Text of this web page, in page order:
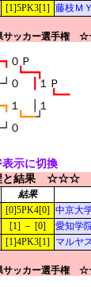
[1]5PK3[1] 藤枝Ｍ
ッカー選手権
０Ｐ
┗━━┓
０
１Ｐ
┗━━
１　│１
┗━━┘
０
表示に切換
結果 ☆☆☆
結果
[0]5PK4[0] 中京大
[1] － [0] 愛知学
[1]4PK3[1] マルヤ
ッカー選手権